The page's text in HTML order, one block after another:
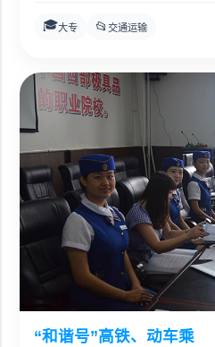
🎓大专 📂 交通运输
“和谐号”高铁、动车乘